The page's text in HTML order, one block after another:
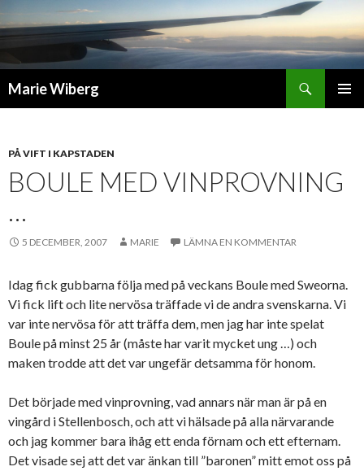
Marie Wiberg
PÅ VIFT I KAPSTADEN
BOULE MED VINPROVNING
…
5 DECEMBER, 2007 MARIE LÄMNA EN KOMMENTAR
Idag fick gubbarna följa med på veckans Boule med Sweorna.
Vi fick lift och lite nervösa träffade vi de andra svenskarna. Vi
var inte nervösa för att träffa dem, men jag har inte spelat
Boule på minst 25 år (måste har varit mycket ung …) och
maken trodde att det var ungefär detsamma för honom.
Det började med vinprovning, vad annars när man är på en
vingård i Stellenbosch, och att vi hälsade på alla närvarande
och jag kommer bara ihåg ett enda förnam och ett efternam.
Det visade sej att det var änkan till ”baronen” mitt emot oss på